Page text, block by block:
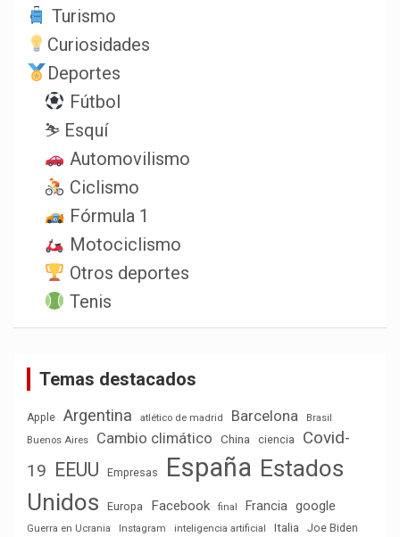
Turismo
Curiosidades
Deportes
Fútbol
⛷️ Esquí
Automovilismo
Ciclismo
Fórmula 1
Motociclismo
Otros deportes
Tenis
Temas destacados
Apple Argentina atlético de madrid Barcelona
Brasil
Buenos Aires
Cambio climático China ciencia
Covid-
19
EEUU Empresas España Estados
Unidos
Europa Facebook final Francia google
Guerra en Ucrania Instagram inteligencia artificial Italia Joe Biden